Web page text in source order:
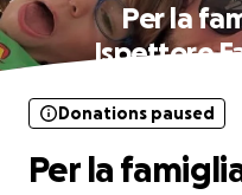
Per la
Ispettore
Donations paused
Per la